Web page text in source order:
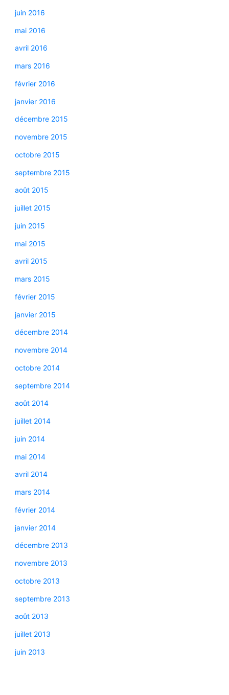
juin 2016
mai 2016
avril 2016
mars 2016
février 2016
janvier 2016
décembre 2015
novembre 2015
octobre 2015
septembre 2015
août 2015
juillet 2015
juin 2015
mai 2015
avril 2015
mars 2015
février 2015
janvier 2015
décembre 2014
novembre 2014
octobre 2014
septembre 2014
août 2014
juillet 2014
juin 2014
mai 2014
avril 2014
mars 2014
février 2014
janvier 2014
décembre 2013
novembre 2013
octobre 2013
septembre 2013
août 2013
juillet 2013
juin 2013